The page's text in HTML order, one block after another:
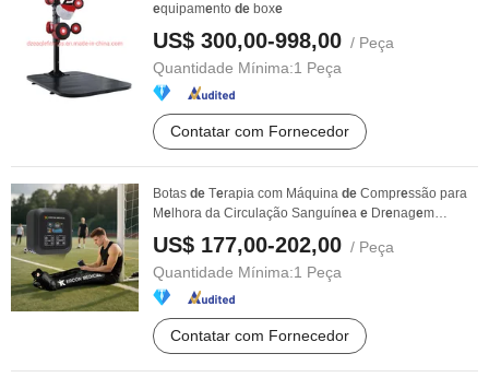
equipamento de boxe
US$ 300,00-998,00 / Peça
Quantidade Mínima:1 Peça
Contatar com Fornecedor
Botas de Terapia com Máquina de Compressão para
Me lhora da Circulação Sanguínea e Drenagem
Linfática
US$ 177,00-202,00 / Peça
Quantidade Mínima:1 Peça
Contatar com Fornecedor